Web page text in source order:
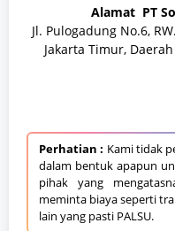
Alamat PT
Jl. Pulogadung No.6,
Jakarta Timur,
Perhatian : Kami tidak
dalam bentuk apapun
pihak yang
meminta biaya seperti
lain yang pasti PALSU.